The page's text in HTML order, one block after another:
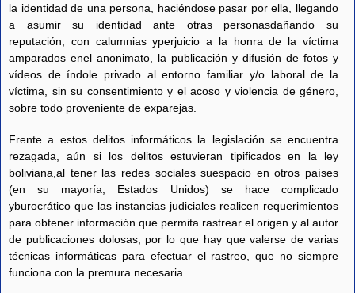
la identidad de una persona, haciéndose pasar por ella, llegando
a asumir su identidad ante otras personasdañando su
reputación, con calumnias yperjuicio a la honra de la víctima
amparados enel anonimato, la publicación y difusión de fotos y
vídeos de índole privado al entorno familiar y/o laboral de la
víctima, sin su consentimiento y el acoso y violencia de género,
sobre todo proveniente de exparejas.
Frente a estos delitos informáticos la legislación se encuentra
rezagada, aún si los delitos estuvieran tipificados en la ley
boliviana,al tener las redes sociales suespacio en otros países
(en su mayoría, Estados Unidos) se hace complicado
yburocrático que las instancias judiciales realicen requerimientos
para obtener información que permita rastrear el origen y al autor
de publicaciones dolosas, por lo que hay que valerse de varias
técnicas informáticas para efectuar el rastreo, que no siempre
funciona con la premura necesaria.